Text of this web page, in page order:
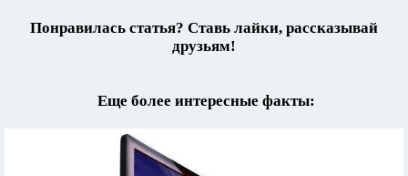
Понравилась статья? Ставь лайки, рассказывай
друзьям!
Еще более интересные факты: